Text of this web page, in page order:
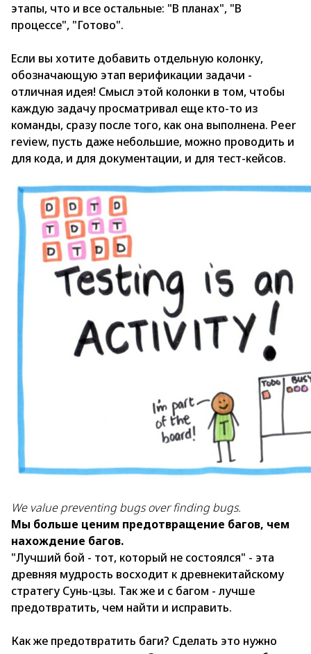
этапы, что и все остальные: "В планах", "В
процессе", "Готово".
Если вы хотите добавить отдельную колонку,
обозначающую этап верификации задачи -
отличная идея! Смысл этой колонки в том, чтобы
каждую задачу просматривал еще кто-то из
команды, сразу после того, как она выполнена. Peer
review, пусть даже небольшие, можно проводить и
для кода, и для документации, и для тест-кейсов.
We value preventing bugs over finding bugs.
Мы больше ценим предотвращение багов, чем
нахождение багов.
"Лучший бой - тот, который не состоялся" - эта
древняя мудрость восходит к древнекитайскому
стратегу Сунь-цзы. Так же и с багом - лучше
предотвратить, чем найти и исправить.
Как же предотвратить баги? Сделать это нужно